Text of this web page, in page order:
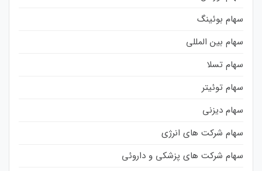
سهام بوئینگ
سهام بین المللی
سهام تسلا
سهام توئیتر
سهام دیزنی
سهام شرکت های انرژی
سهام شرکت های پزشکی و داروئی